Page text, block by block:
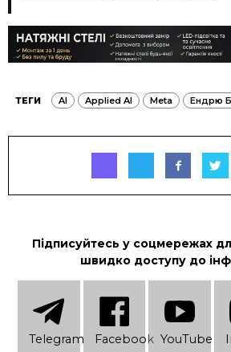
ТЕГИ AI Applied AI Meta Ендрю
Підписуйтесь у соцмережах
швидко доступу до
Telеgram Facebook YouTube